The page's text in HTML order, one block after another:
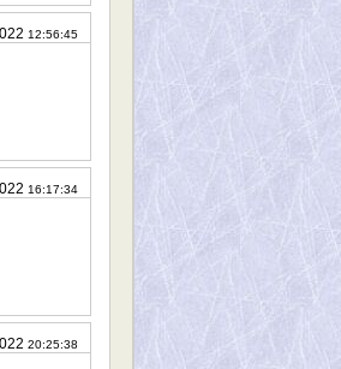
12:56:45
16:17:34
20:25:38